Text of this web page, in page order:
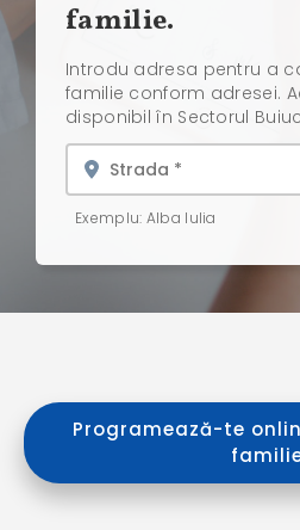
familie.
Introdu adresa pentru a
familie conform adresei.
disponibil în Sectorul
Exemplu: Alba Iulia
Programează-te